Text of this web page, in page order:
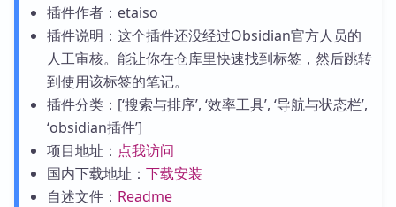
插件作者：etaiso
插件说明：这个插件还没经过Obsidian官方人员的
人工审核。能让你在仓库里快速找到标签，然后跳转
到使用该标签的笔记。
插件分类：[‘搜索与排序’, ‘效率工具’, ‘导航与状态栏’,
‘obsidian插件’]
项目地址： 点我访问
国内下载地址： 下载安装
自述文件： Readme